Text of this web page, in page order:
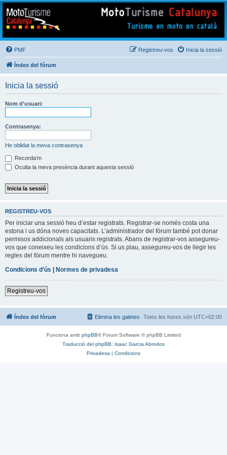
Mototurisme
Turisme en moto en català
PMF Inicia la sessió
Registreu-vos
Índex del fòrum
Inicia la sessió
Nom d’usuari:
Contrasenya:
He oblidat la meva contrasenya
Recorda’m
Oculta la meva presència durant aquesta sessió
REGISTREU-VOS
Per iniciar una sessió heu d’estar registrats. Registrar-se només costa una
estona i us dóna noves capacitats. L’administrador del fòrum també pot donar
permisos addicionals als usuaris registrats. Abans de registrar-vos assegureu-
vos que coneixeu les condicions d’ús. Si us plau, assegureu-vos de llegir les
regles del fòrum mentre hi navegueu.
Condicions d’ús | Normes de privadesa
Registreu-vos
Índex del fòrum Totes les hores són UTC+02:00
Elimina les galetes
Funciona amb phpBB® Forum Software © phpBB Limited
Traducció del phpBB: Isaac Garcia Abrodos
Privadesa | Condicions